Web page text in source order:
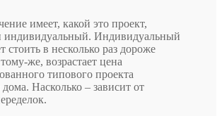
имеет, какой это проект,
индивидуальный. Индивидуальный
стоить в несколько раз дороже
же, возрастает цена
типового проекта
дома. Насколько – зависит от